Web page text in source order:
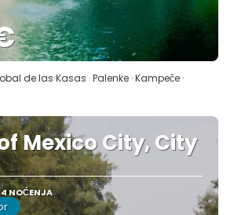
Pogledajte
de las Kasas · Palenke · Kampeče ·
Mexico City, City
4 NOĆENJA